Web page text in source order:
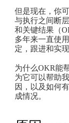
但是现在，你
与执行之间断
和关键结果（
多年来一直使
定，跟进和实
为什么OKR能
为它可以帮助
因，以及如何
成情况。